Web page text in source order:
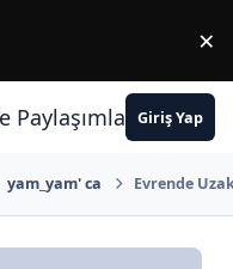
×
PaylaşımlarınGiriş Yap
yam_yam' ca Evrende